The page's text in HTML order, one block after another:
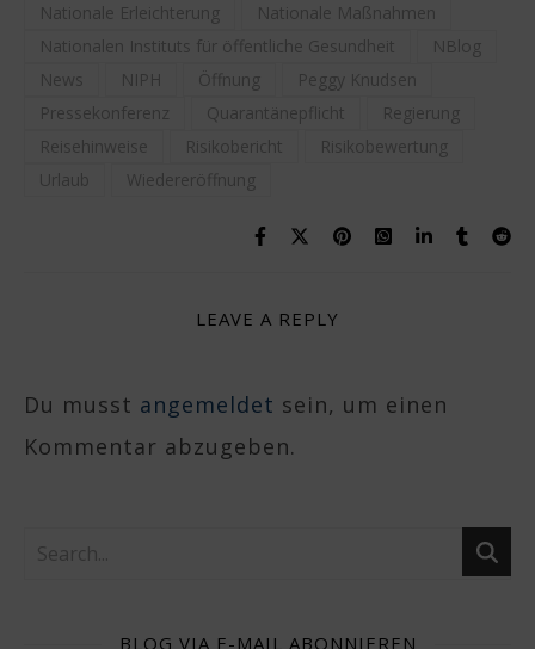
Nationale Erleichterung
Nationale Maßnahmen
Nationalen Instituts für öffentliche Gesundheit
NBlog
News
NIPH Öffnung
Peggy Knudsen
Pressekonferenz
Quarantänepflicht
Regierung
Reisehinweise
Risikobericht
Risikobewertung
Urlaub
Wiedereröffnung
LEAVE A REPLY
Du musst angemeldet sein, um einen
Kommentar abzugeben.
BLOG VIA E-MAIL ABONNIEREN